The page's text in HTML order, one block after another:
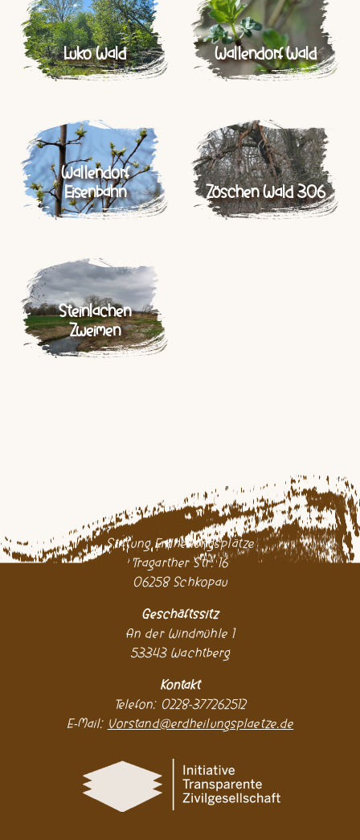
Luko Wald Wallendorf Wald
Wallendorf
Eisenbahn
Zöschen Wald 306
Steinlachen
Zweimen
Stiftung Erdheilungsplätze
Tragarther Str. 16
06258 Schkopau
Geschäftssitz
An der Windmühle 1
53343 Wachtberg
Kontakt
Telefon: 0228-377262512
E-Mail: Vorstand@erdheilungsplaetze.de